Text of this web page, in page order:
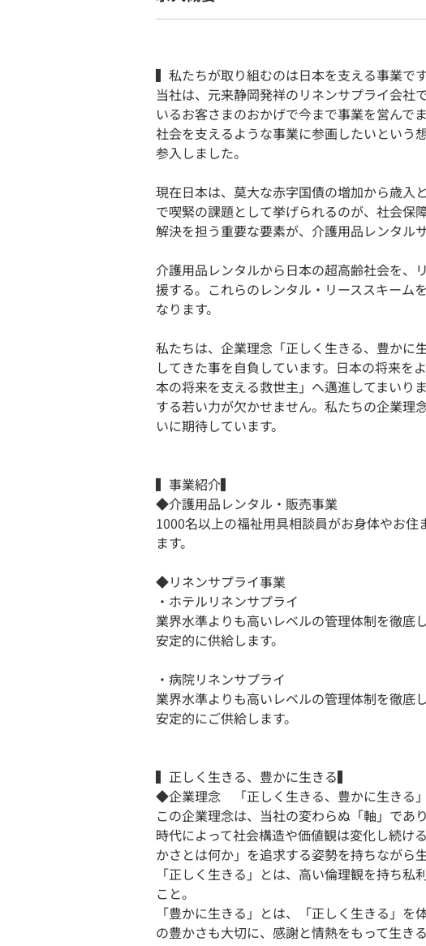
▍私たちが取り組むのは日本を支える事業で
当社は、元来静岡発祥のリネンサプライ会社
いるお客さまのおかげで今まで事業を営んで
社会を支えるような事業に参画したいという
参入しました。
現在日本は、莫大な赤字国債の増加から歳入
で喫緊の課題として挙げられるのが、社会保
解決を担う重要な要素が、介護用品レンタル
介護用品レンタルから日本の超高齢社会を、
援する。これらのレンタル・リーススキーム
なります。
私たちは、企業理念「正しく生きる、豊かに
してきた事を自負しています。日本の将来を
本の将来を支える救世主」へ邁進してまいり
する若い力が欠かせません。私たちの企業理
いに期待しています。
▍事業紹介▍
◆介護用品レンタル・販売事業
1000名以上の福祉用具相談員がお身体やお
ます。
◆リネンサプライ事業
・ホテルリネンサプライ
業界水準よりも高いレベルの管理体制を徹底
安定的に供給します。
・病院リネンサプライ
業界水準よりも高いレベルの管理体制を徹底
安定的にご供給します。
▍正しく生きる、豊かに生きる▍
◆企業理念 「正しく生きる、豊かに生きる」
この企業理念は、当社の変わらぬ「軸」であ
時代によって社会構造や価値観は変化し続け
かさとは何か」を追求する姿勢を持ちながら
「正しく生きる」とは、高い倫理観を持ち
こと。
「豊かに生きる」とは、「正しく生きる」
の豊かさも大切に、感謝と情熱をもって生きる